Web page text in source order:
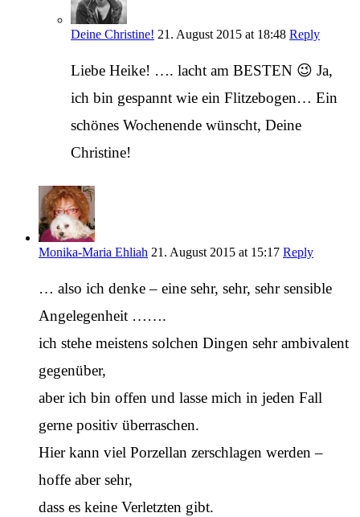
Deine Christine! 21. August 2015 at 18:48 Reply
Liebe Heike! …. lacht am BESTEN 😉 Ja,
ich bin gespannt wie ein Flitzebogen… Ein
schönes Wochenende wünscht, Deine
Christine!
Monika-Maria Ehliah 21. August 2015 at 15:17 Reply
… also ich denke – eine sehr, sehr, sehr sensible
Angelegenheit …….
ich stehe meistens solchen Dingen sehr ambivalent
gegenüber,
aber ich bin offen und lasse mich in jeden Fall
gerne positiv überraschen.
Hier kann viel Porzellan zerschlagen werden –
hoffe aber sehr,
dass es keine Verletzten gibt.